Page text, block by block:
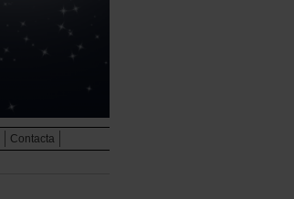
Contacta